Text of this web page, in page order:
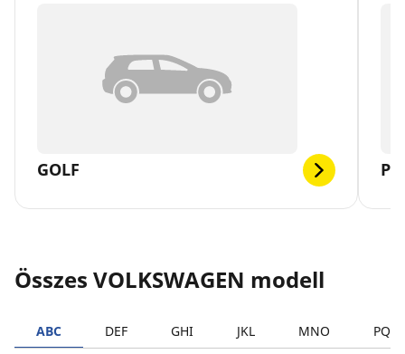
GOLF
Összes VOLKSWAGEN modell
ABC DEF GHI JKL MNO PQRS